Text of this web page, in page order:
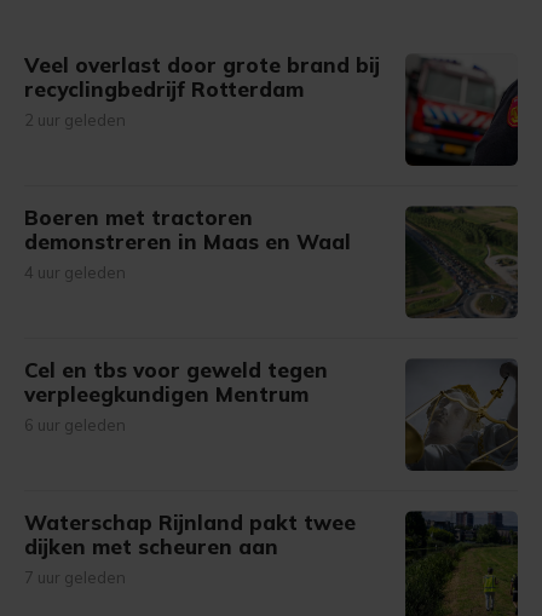
Veel overlast door grote brand bij
recyclingbedrijf Rotterdam
2 uur geleden
Boeren met tractoren
demonstreren in Maas en Waal
4 uur geleden
Cel en tbs voor geweld tegen
verpleegkundigen Mentrum
6 uur geleden
Waterschap Rijnland pakt twee
dijken met scheuren aan
7 uur geleden